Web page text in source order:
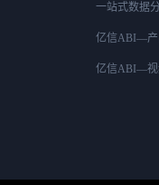
一站式数据
亿信ABI—产
亿信ABI—视